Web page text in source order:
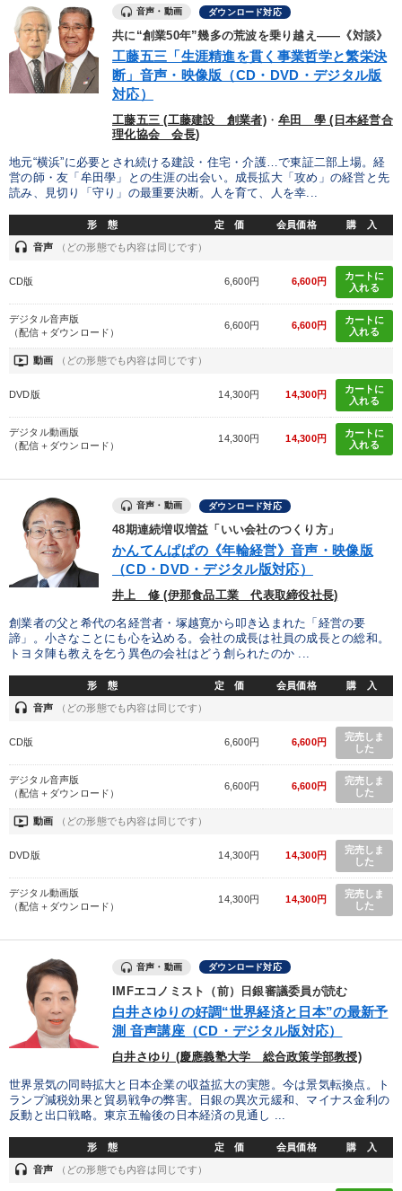
音声・動画 ダウンロード対応
共に“創業50年”幾多の荒波を乗り越え――《対談》
工藤五三「生涯精進を貫く事業哲学と繁栄決
断」音声・映像版（CD・DVD・デジタル版
対応）
工藤五三 (工藤建設 創業者)・牟田 學 (日本経営合
理化協会 会長)
地元“横浜”に必要とされ続ける建設・住宅・介護…で東証二部上場。経
営の師・友「牟田學」との生涯の出会い。成長拡大「攻め」の経営と先
読み、見切り「守り」の最重要決断。人を育て、人を幸...
形 態 定 価 会員価格 購 入
headset 音声 （どの形態でも内容は同じです）
CD版 6,600円 6,600円
カートに
入れる
デジタル音声版
（配信＋ダウンロード）
6,600円 6,600円
カートに
入れる
ondemand_video 動画 （どの形態でも内容は同じです）
DVD版 14,300円 14,300円
カートに
入れる
デジタル動画版
（配信＋ダウンロード）
14,300円 14,300円
カートに
入れる
音声・動画 ダウンロード対応
48期連続増収増益「いい会社のつくり方」
かんてんぱぱの《年輪経営》音声・映像版
（CD・DVD・デジタル版対応）
井上 修 (伊那食品工業 代表取締役社長)
創業者の父と希代の名経営者・塚越寛から叩き込まれた「経営の要
諦」。小さなことにも心を込める。会社の成長は社員の成長との総和。
トヨタ陣も教えを乞う異色の会社はどう創られたのか ...
形 態 定 価 会員価格 購 入
headset 音声 （どの形態でも内容は同じです）
CD版 6,600円 6,600円
完売しま
した
デジタル音声版
（配信＋ダウンロード）
6,600円 6,600円
完売しま
した
ondemand_video 動画 （どの形態でも内容は同じです）
DVD版 14,300円 14,300円
完売しま
した
デジタル動画版
（配信＋ダウンロード）
14,300円 14,300円
完売しま
した
音声・動画 ダウンロード対応
IMFエコノミスト（前）日銀審議委員が読む
白井さゆりの好調“世界経済と日本”の最新予
測 音声講座（CD・デジタル版対応）
白井さゆり (慶應義塾大学 総合政策学部教授)
世界景気の同時拡大と日本企業の収益拡大の実態。今は景気転換点。ト
ランプ減税効果と貿易戦争の弊害。日銀の異次元緩和、マイナス金利の
反動と出口戦略。東京五輪後の日本経済の見通し ...
形 態 定 価 会員価格 購 入
headset 音声 （どの形態でも内容は同じです）